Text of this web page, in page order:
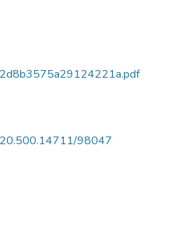
20.500.14711/98047